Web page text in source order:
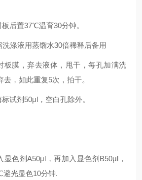
板后置37℃温育30分钟。
涤液用蒸馏水30倍稀释后备用
板膜，弃去液体，甩干，每孔加满洗
，如此重复5次，拍干。
试剂50μl，空白孔除外。
显色剂A50μl，再加入显色剂B50μl，
光显色10分钟.